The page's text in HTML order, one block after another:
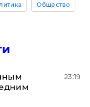
Общество
23:19